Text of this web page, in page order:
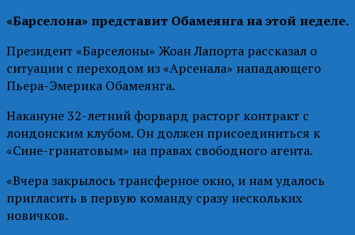
«Барселона» представит Обамеянга на этой неделе.
Президент «Барселоны» Жоан Лапорта рассказал о
ситуации с переходом из «Арсенала» нападающего
Пьера-Эмерика Обамеянга.
Накануне 32-летний форвард расторг контракт с
лондонским клубом. Он должен присоединиться к
«Сине-гранатовым» на правах свободного агента.
«Вчера закрылось трансферное окно, и нам удалось
пригласить в первую команду сразу нескольких
новичков.